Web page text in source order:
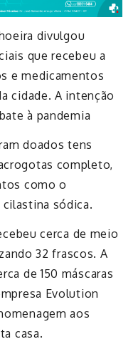
divulgou
que recebeu a
e medicamentos
cidade. A intenção
à pandemia
doados tens
completo,
como o
sódica.
cerca de meio
32 frascos. A
de 150 máscaras
Evolution
aos
casa.